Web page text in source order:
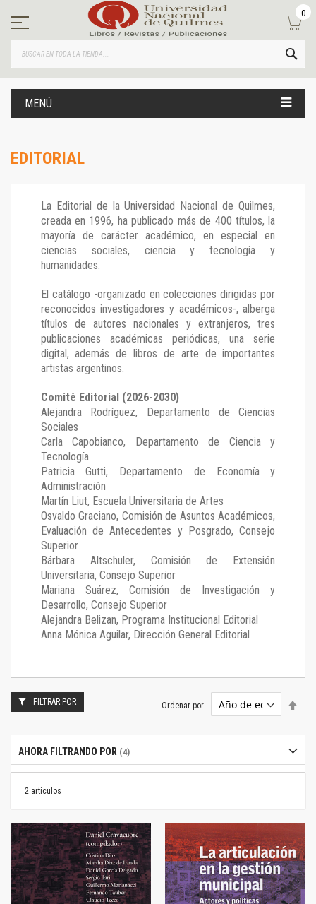
contenido
0
MENÚ
EDITORIAL
La Editorial de la Universidad Nacional de Quilmes,
creada en 1996, ha publicado más de 400 títulos, la
mayoría de carácter académico, en especial en
ciencias sociales, ciencia y tecnología y
humanidades.
El catálogo -organizado en colecciones dirigidas por
reconocidos investigadores y académicos-, alberga
títulos de autores nacionales y extranjeros, tres
publicaciones académicas periódicas, una serie
digital, además de libros de arte de importantes
artistas argentinos.
Comité Editorial (2026-2030)
Alejandra Rodríguez, Departamento de Ciencias
Sociales
Carla Capobianco, Departamento de Ciencia y
Tecnología
Patricia Gutti, Departamento de Economía y
Administración
Martín Liut, Escuela Universitaria de Artes
Osvaldo Graciano, Comisión de Asuntos Académicos,
Evaluación de Antecedentes y Posgrado, Consejo
Superior
Bárbara Altschuler, Comisión de Extensión
Universitaria, Consejo Superior
Mariana Suárez, Comisión de Investigación y
Desarrollo, Consejo Superior
Alejandra Belizan, Programa Institucional Editorial
Anna Mónica Aguilar, Dirección General Editorial
2 artículos
Ordenar por
FILTRAR POR
AHORA FILTRANDO POR